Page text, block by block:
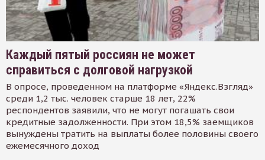
Каждый пятый россиян не может
справиться с долговой нагрузкой
В опросе, проведенном на платформе «Яндекс.Взгляд»
среди 1,2 тыс. человек старше 18 лет, 22%
респондентов заявили, что не могут погашать свои
кредитные задолженности. При этом 18,5% заемщиков
вынуждены тратить на выплаты более половины своего
ежемесячного доход